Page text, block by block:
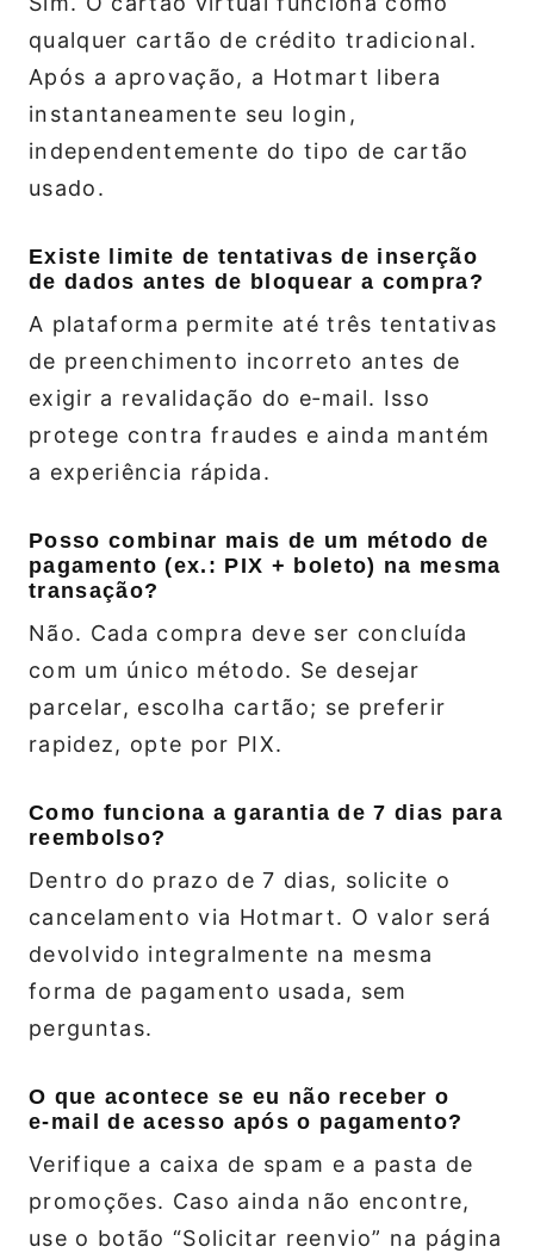
qualquer cartão de crédito tradicional.
Após a aprovação, a Hotmart libera
instantaneamente seu login,
independentemente do tipo de cartão
usado.
Existe limite de tentativas de inserção
de dados antes de bloquear a compra?
A plataforma permite até três tentativas
de preenchimento incorreto antes de
exigir a revalidação do e‑mail. Isso
protege contra fraudes e ainda mantém
a experiência rápida.
Posso combinar mais de um método de
pagamento (ex.: PIX + boleto) na mesma
transação?
Não. Cada compra deve ser concluída
com um único método. Se desejar
parcelar, escolha cartão; se preferir
rapidez, opte por PIX.
Como funciona a garantia de 7 dias para
reembolso?
Dentro do prazo de 7 dias, solicite o
cancelamento via Hotmart. O valor será
devolvido integralmente na mesma
forma de pagamento usada, sem
perguntas.
O que acontece se eu não receber o
e‑mail de acesso após o pagamento?
Verifique a caixa de spam e a pasta de
promoções. Caso ainda não encontre,
use o botão “Solicitar reenvio” na página